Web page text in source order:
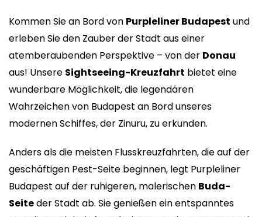
Kommen Sie an Bord von Purpleliner Budapest und
erleben Sie den Zauber der Stadt aus einer
atemberaubenden Perspektive – von der Donau
aus! Unsere Sightseeing-Kreuzfahrt bietet eine
wunderbare Möglichkeit, die legendären
Wahrzeichen von Budapest an Bord unseres
modernen Schiffes, der Zinuru, zu erkunden.
Anders als die meisten Flusskreuzfahrten, die auf der
geschäftigen Pest-Seite beginnen, legt Purpleliner
Budapest auf der ruhigeren, malerischen Buda-
Seiteder Stadt ab. Sie genießen ein entspanntes